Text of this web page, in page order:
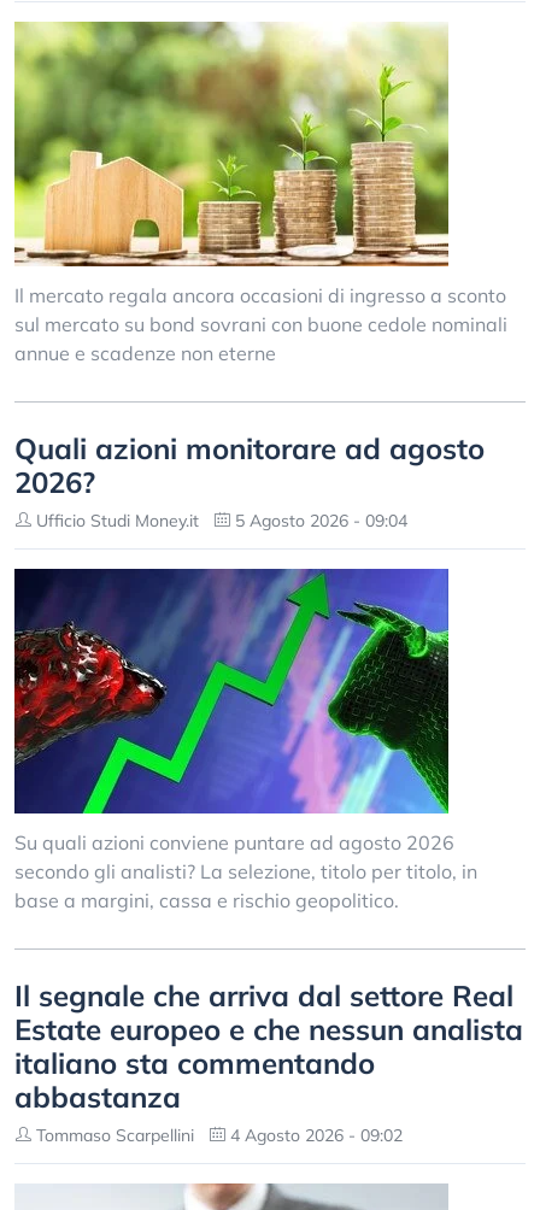
Il mercato regala ancora occasioni di ingresso a sconto
sul mercato su bond sovrani con buone cedole nominali
annue e scadenze non eterne
Quali azioni monitorare ad agosto
2026?
Ufficio Studi Money.it 5 Agosto 2026 - 09:04
Su quali azioni conviene puntare ad agosto 2026
secondo gli analisti? La selezione, titolo per titolo, in
base a margini, cassa e rischio geopolitico.
Il segnale che arriva dal settore Real
Estate europeo e che nessun analista
italiano sta commentando
abbastanza
Tommaso Scarpellini 4 Agosto 2026 - 09:02